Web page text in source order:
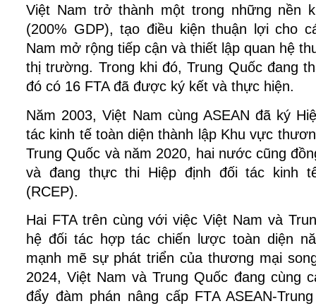
Việt Nam trở thành một trong những nền
(200% GDP), tạo điều kiện thuận lợi cho
Nam mở rộng tiếp cận và thiết lập quan hệ
thị trường. Trong khi đó, Trung Quốc đang
đó có 16 FTA đã được ký kết và thực hiện.
Năm 2003, Việt Nam cùng ASEAN đã ký
tác kinh tế toàn diện thành lập Khu vực
Trung Quốc và năm 2020, hai nước cũng
và đang thực thi Hiệp định đối tác kinh
(RCEP).
Hai FTA trên cùng với việc Việt Nam và
hệ đối tác hợp tác chiến lược toàn diện
mạnh mẽ sự phát triển của thương mại
2024, Việt Nam và Trung Quốc đang cùng
đẩy đàm phán nâng cấp FTA ASEAN-